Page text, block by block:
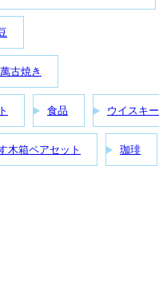
古焼き
食品 ウイスキー
木箱ペアセット 珈琲